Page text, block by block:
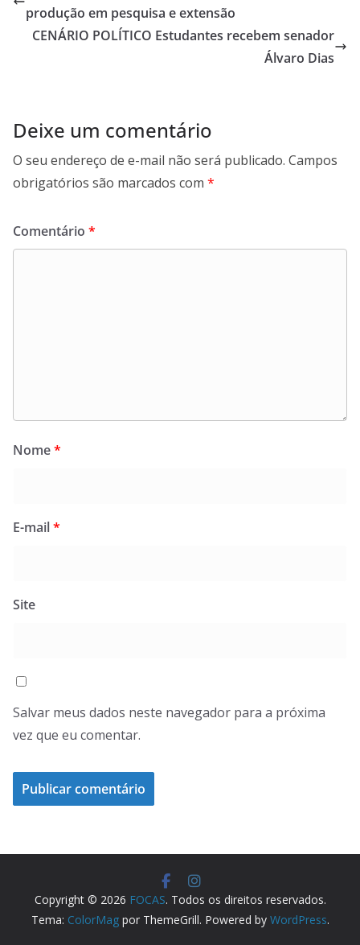
produção em pesquisa e extensão
CENÁRIO POLÍTICO Estudantes recebem senador
Álvaro Dias
Deixe um comentário
O seu endereço de e-mail não será publicado. Campos
obrigatórios são marcados com *
Comentário *
Nome*
E-mail*
Site
Salvar meus dados neste navegador para a próxima
vez que eu comentar.
Copyright © 2026 FOCAS. Todos os direitos reservados.
Tema: ColorMagpor ThemeGrill. Powered by WordPress.